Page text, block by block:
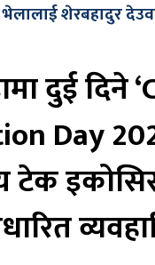
दुई दिने
Day
टेक